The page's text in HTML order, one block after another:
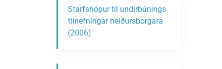
Starfshópur til undirbúnings
tilnefningar heiðursborgara
(2006)